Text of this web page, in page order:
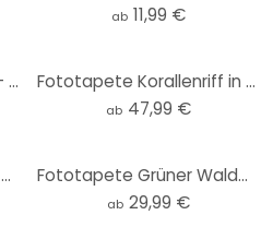
ab 11,99 €
Fototapete Herbstwald - DigitalArtsi - Rund - Selbstklebend/Vlies Fototapete Korallenriff in blauer Lagune - DigitalArtsi
ab 47,99 €
Fototapete Drachenflug durch Sternenwolken - DigitalArtsi Fototapete Grüner Waldweg - DigitalArtsi - Rund - Selbstklebend/Vlies
ab 29,99 €